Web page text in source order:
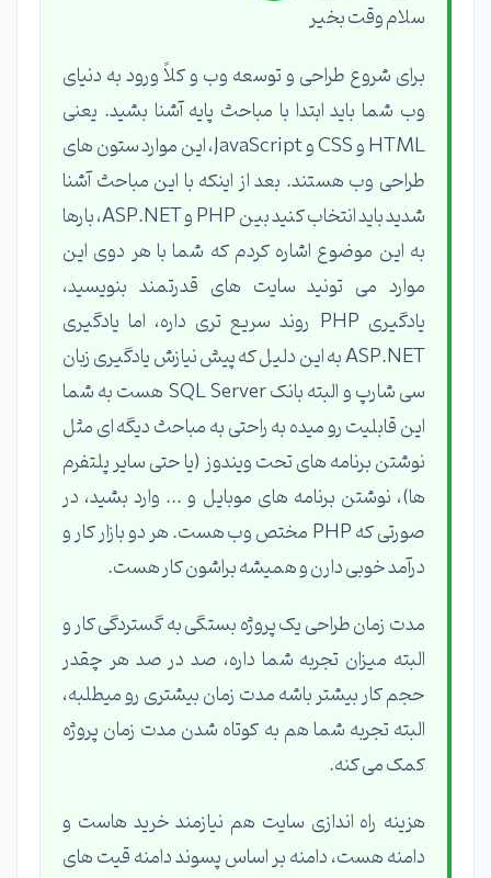
سلام وقت بخیر
برای شروع طراحی و توسعه وب و کلاً ورود به دنیای
وب شما باید ابتدا با مباحث پایه آشنا بشید. یعنی
HTML و CSS و JavaScript، این موارد ستون های
طراحی وب هستند. بعد از اینکه با این مباحث آشنا
شدید باید انتخاب کنید بین PHP و ASP.NET، بارها
به این موضوع اشاره کردم که شما با هر دوی این
موارد می تونید سایت های قدرتمند بنویسید،
یادگیری PHP روند سریع تری داره، اما یادگیری
ASP.NET به این دلیل که پیش نیازش یادگیری زبان
سی شارپ و البته بانک SQL Server هست به شما
این قابلیت رو میده به راحتی به مباحث دیگه ای مثل
نوشتن برنامه های تحت ویندوز (یا حتی سایر پلتفرم
ها)، نوشتن برنامه های موبایل و ... وارد بشید، در
صورتی که PHP مختص وب هست. هر دو بازار کار و
درآمد خوبی دارن و همیشه براشون کار هست.
مدت زمان طراحی یک پروژه بستگی به گستردگی کار و
البته میزان تجربه شما داره، صد در صد هر چقدر
حجم کار بیشتر باشه مدت زمان بیشتری رو میطلبه،
البته تجربه شما هم به کوتاه شدن مدت زمان پروژه
کمک می کنه.
هزینه راه اندازی سایت هم نیازمند خرید هاست و
دامنه هست، دامنه بر اساس پسوند دامنه قیت های